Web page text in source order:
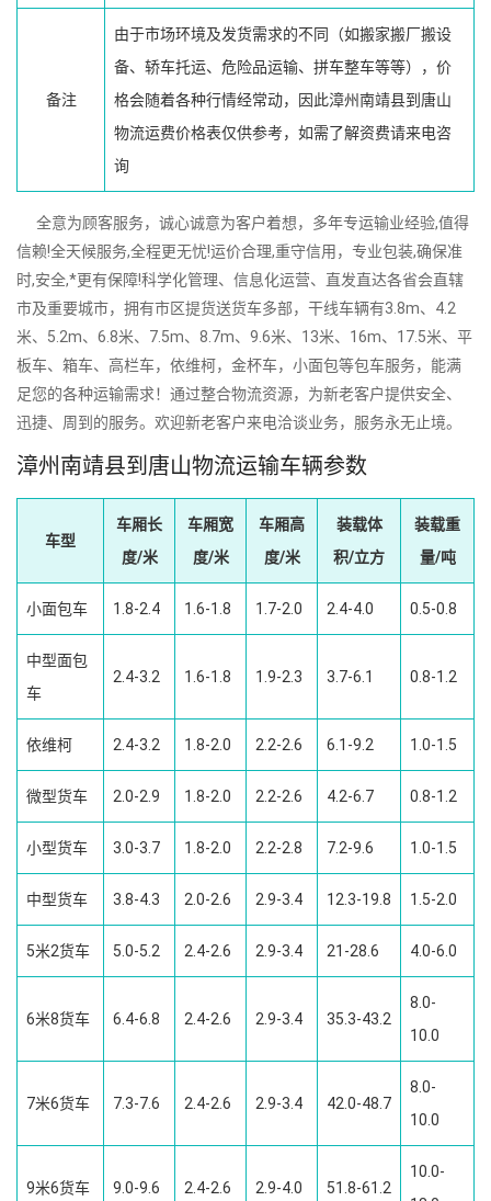
备注
由于市场环境及发货需求的不同（如搬家搬厂搬设
备、轿车托运、危险品运输、拼车整车等等），价
格会随着各种行情经常动，因此漳州南靖县到唐山
物流运费价格表仅供参考，如需了解资费请来电咨
询
全意为顾客服务，诚心诚意为客户着想，多年专运输业经验,值得
信赖!全天候服务,全程更无忧!运价合理,重守信用，专业包装,确保准
时,安全,*更有保障!科学化管理、信息化运营、直发直达各省会直辖
市及重要城市，拥有市区提货送货车多部，干线车辆有3.8m、4.2
米、5.2m、6.8米、7.5m、8.7m、9.6米、13米、16m、17.5米、平
板车、箱车、高栏车，依维柯，金杯车，小面包等包车服务，能满
足您的各种运输需求！通过整合物流资源，为新老客户提供安全、
迅捷、周到的服务。欢迎新老客户来电洽谈业务，服务永无止境。
漳州南靖县到唐山物流运输车辆参数
车型
车厢长
度/米
车厢宽
度/米
车厢高
度/米
装载体
积/立方
装载重
量/吨
小面包车 1.8-2.4 1.6-1.8 1.7-2.0 2.4-4.0 0.5-0.8
中型面包
车
2.4-3.2 1.6-1.8 1.9-2.3 3.7-6.1 0.8-1.2
依维柯 2.4-3.2 1.8-2.0 2.2-2.6 6.1-9.2 1.0-1.5
微型货车 2.0-2.9 1.8-2.0 2.2-2.6 4.2-6.7 0.8-1.2
小型货车 3.0-3.7 1.8-2.0 2.2-2.8 7.2-9.6 1.0-1.5
中型货车 3.8-4.3 2.0-2.6 2.9-3.4 12.3-19.8 1.5-2.0
5米2货车 5.0-5.2 2.4-2.6 2.9-3.4 21-28.6 4.0-6.0
6米8货车 6.4-6.8 2.4-2.6 2.9-3.4 35.3-43.2
8.0-
10.0
7米6货车 7.3-7.6 2.4-2.6 2.9-3.4 42.0-48.7
8.0-
10.0
9米6货车 9.0-9.6 2.4-2.6 2.9-4.0 51.8-61.2
10.0-